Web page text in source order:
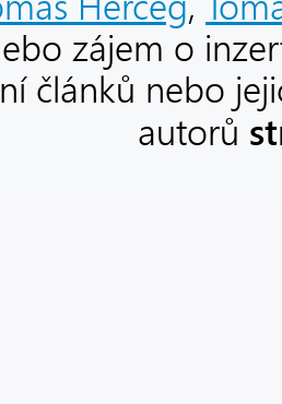
zájem o
článků nebo
autorů